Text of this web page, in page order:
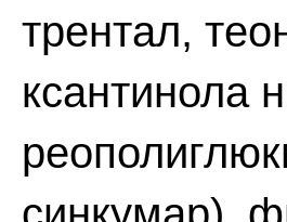
трентал,
ксантинола